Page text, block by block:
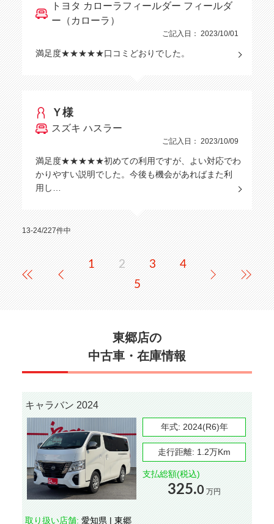
トヨタ カローラフィールダー フィールダ
ー（カローラ）
ご記入日： 2023/10/01
満足度★★★★★口コミどおりでした。
Ｙ様
スズキ ハスラー
ご記入日： 2023/10/09
満足度★★★★★初めての利用ですが、よい対応でわ
かりやすい説明でした。今後も機会があればまた利
用し…
13-24/227件中
1 2 3
4
5
東郷店の
中古車・在庫情報
キャラバン 2024
年式: 2024(R6)年
走行距離: 1.2万Km
支払総額(税込)
325.0 万円
取り扱い店舗: 愛知県 | 東郷